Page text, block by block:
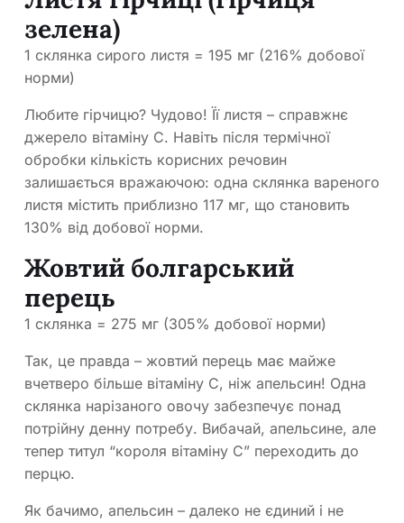
зелена)
1 склянка сирого листя = 195 мг (216% добової
норми)
Любите гірчицю? Чудово! Її листя – справжнє
джерело вітаміну С. Навіть після термічної
обробки кількість корисних речовин
залишається вражаючою: одна склянка вареного
листя містить приблизно 117 мг, що становить
130% від добової норми.
Жовтий болгарський
перець
1 склянка = 275 мг (305% добової норми)
Так, це правда – жовтий перець має майже
вчетверо більше вітаміну С, ніж апельсин! Одна
склянка нарізаного овочу забезпечує понад
потрійну денну потребу. Вибачай, апельсине, але
тепер титул “короля вітаміну С” переходить до
перцю.
Як бачимо, апельсин – далеко не єдиний і не